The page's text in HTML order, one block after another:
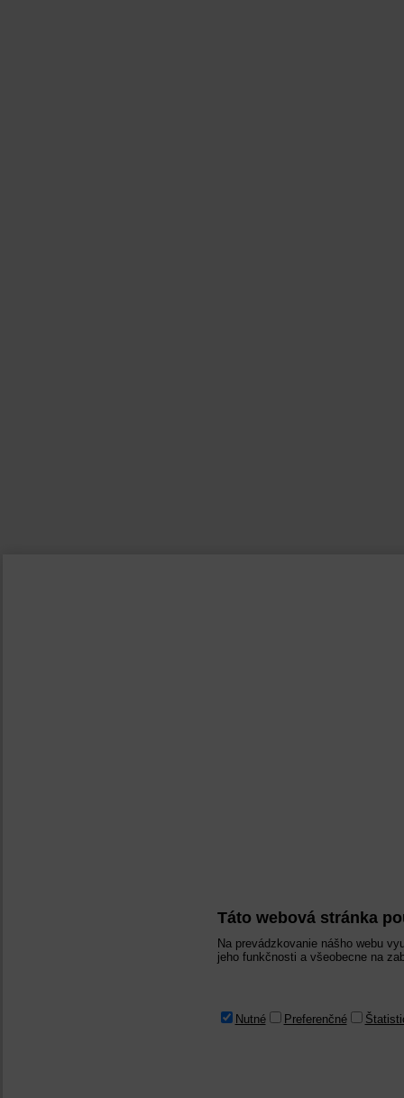
Táto webová stránka
Na prevádzkovanie nášho webu
jeho funkčnosti a všeobecne na
Nutné Preferenčné